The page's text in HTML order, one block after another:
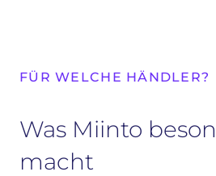
FÜR WELCHE HÄNDLER?
Was Miinto
macht